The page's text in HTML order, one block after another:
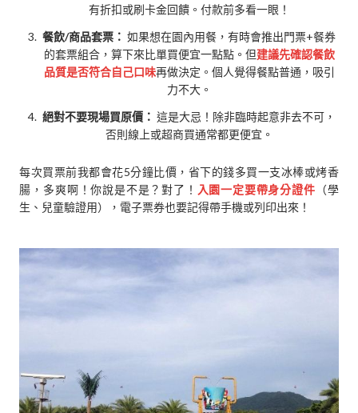
有折扣或刷卡金回饋。付款前多看一眼！
餐飲/商品套票： 如果想在園內用餐，有時會推出門票+餐券
的套票組合，算下來比單買便宜一點點。但建議先確認餐飲
品質是否符合自己口味再做決定。個人覺得餐點普通，吸引
力不大。
絕對不要現場買原價： 這是大忌！除非臨時起意非去不可，
否則線上或超商買通常都更便宜。
每次買票前我都會花5分鐘比價，省下的錢多買一支冰棒或烤香
腸，多爽啊！你說是不是？對了！ 入園一定要帶身分證件 （學
生、兒童驗證用），電子票券也要記得帶手機或列印出來！